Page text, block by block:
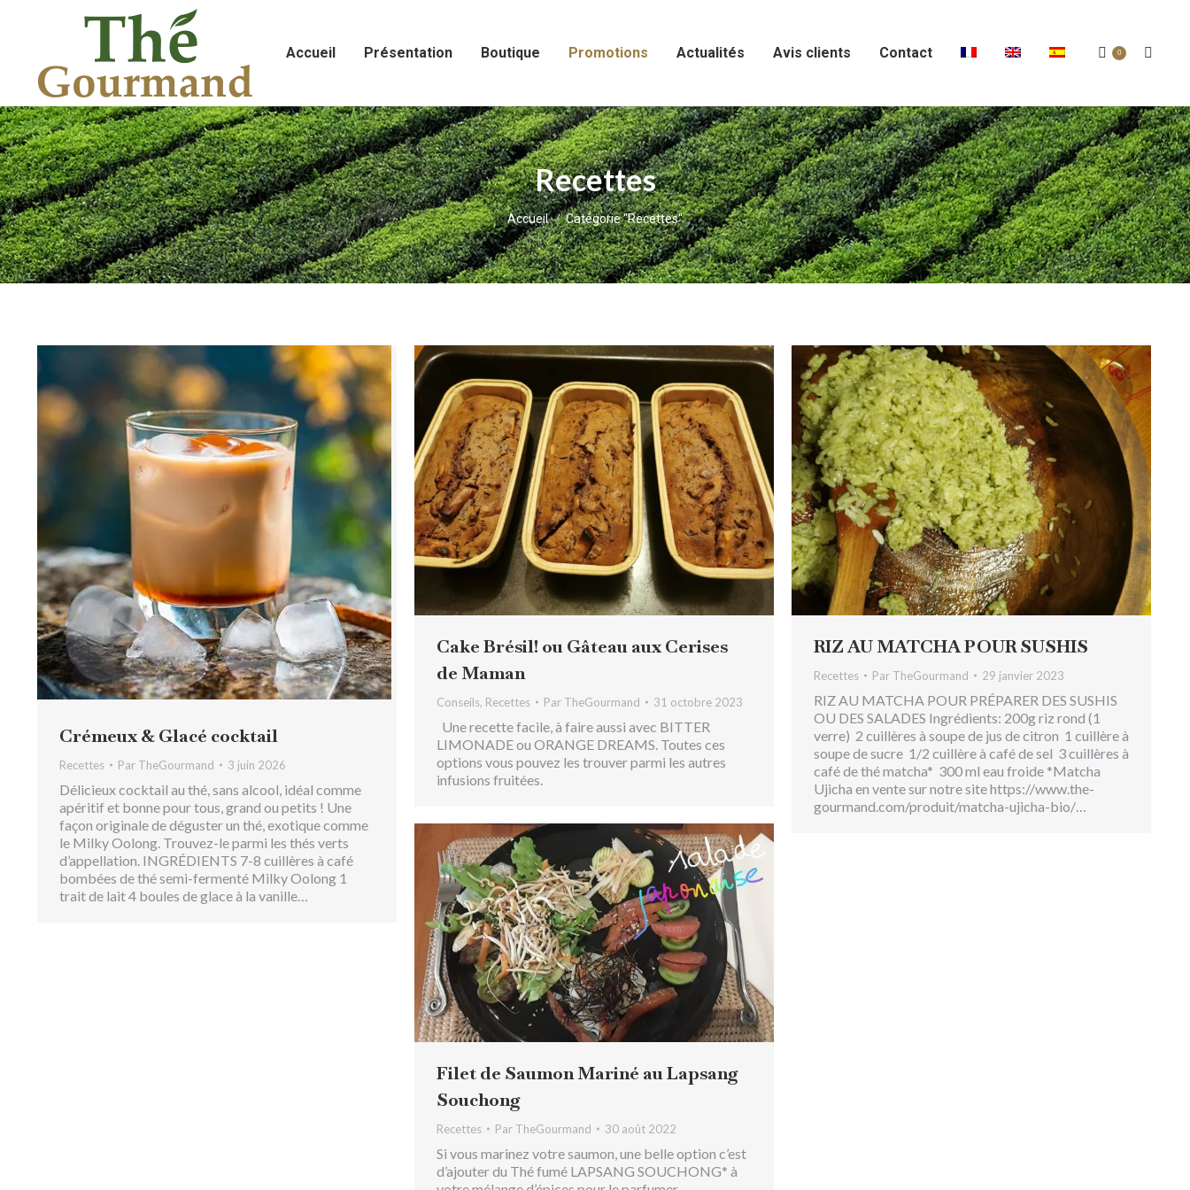
Accueil Présentation Boutique Promotions Actualités Avis clients Contact 0
Recettes
Vous êtes ici :
Accueil Catégorie "Recettes"
Crémeux & Glacé cocktail
Recettes Par TheGourmand 3 juin 2026
Délicieux cocktail au thé, sans alcool, idéal comme
apéritif et bonne pour tous, grand ou petits ! Une
façon originale de déguster un thé, exotique comme
le Milky Oolong. Trouvez-le parmi les thés verts
d’appellation. INGRÉDIENTS 7-8 cuillères à café
bombées de thé semi-fermenté Milky Oolong 1
trait de lait 4 boules de glace à la vanille…
Cake Brésil! ou Gâteau aux Cerises
de Maman
Conseils, Recettes Par TheGourmand 31 octobre 2023
Une recette facile, à faire aussi avec BITTER
LIMONADE ou ORANGE DREAMS. Toutes ces
options vous pouvez les trouver parmi les autres
infusions fruitées.
RIZ AU MATCHA POUR SUSHIS
Recettes Par TheGourmand 29 janvier 2023
RIZ AU MATCHA POUR PRÉPARER DES SUSHIS
OU DES SALADES Ingrédients: 200g riz rond (1
verre) 2 cuillères à soupe de jus de citron 1 cuillère à
soupe de sucre 1/2 cuillère à café de sel 3 cuillères à
café de thé matcha* 300 ml eau froide *Matcha
Ujicha en vente sur notre site https://www.the-
gourmand.com/produit/matcha-ujicha-bio/…
Filet de Saumon Mariné au Lapsang
Souchong
Recettes Par TheGourmand 30 août 2022
Si vous marinez votre saumon, une belle option c’est
d’ajouter du Thé fumé LAPSANG SOUCHONG* à